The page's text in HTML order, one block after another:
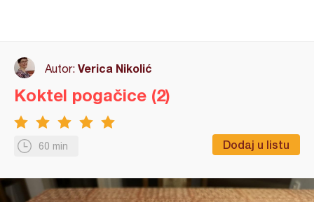
Autor: Verica Nikolić
60 min Dodaj u listu
Koktel pogačice (2)